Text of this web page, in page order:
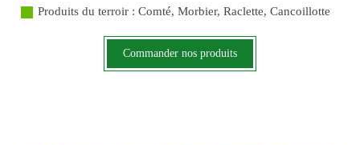
Produits du terroir : Comté, Morbier, Raclette, Cancoillotte
Commander nos produits